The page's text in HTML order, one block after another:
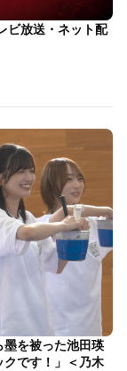
ビ放送・ネット配
を被った池田瑛
です！」＜乃木